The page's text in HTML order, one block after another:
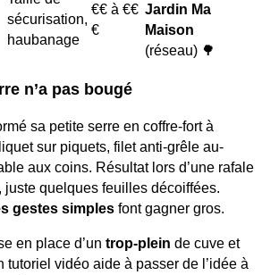
sécurisation,
haubanage
€€ à €€
€
Jardin Ma
Maison
(réseau) 🌳
n’a pas bougé
sa petite serre en coffre-fort à
sur piquets, filet anti-grêle au-
aux coins. Résultat lors d’une rafale
juste quelques feuilles décoiffées.
gestes simples font gagner gros.
en place d’un trop-plein de cuve et
tutoriel vidéo aide à passer de l’idée à